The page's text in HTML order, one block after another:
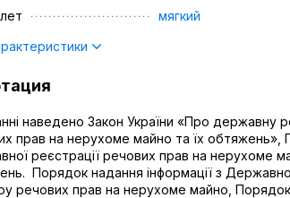
мягкий
наведено Закон України «Про державну
прав на нерухоме майно та їх обтяжень»,
реєстрації речових прав на нерухоме
Порядок надання інформації з
речових прав на нерухоме майно, Порядок